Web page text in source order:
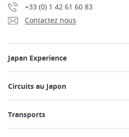
+33 (0) 1 42 61 60 83
Contactez nous
Japan Experience
Circuits au Japon
Transports